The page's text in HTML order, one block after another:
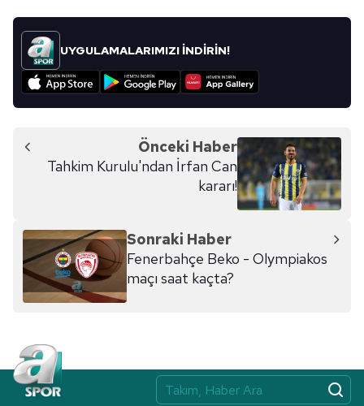
UYGULAMALARIMIZI İNDİRİN!
Önceki Haber
Tahkim Kurulu'ndan İrfan Can
kararı!
Sonraki Haber
Fenerbahçe Beko - Olympiakos
maçı saat kaçta?